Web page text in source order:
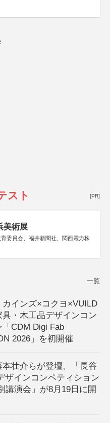
スト [PR]
美術展
委員会、福井新聞社、関西電力株
一覧
カインズ×コクヨ×VUILD
・木工品デザインコン
CDM Digi Fab
2026」を初開催
壮介らが登壇、「長谷
ザインコンペティション
講演会」が8月19日に開